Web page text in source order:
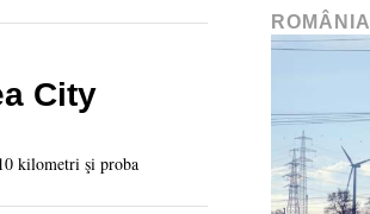
City
kilometri şi proba
ROMÂNIA